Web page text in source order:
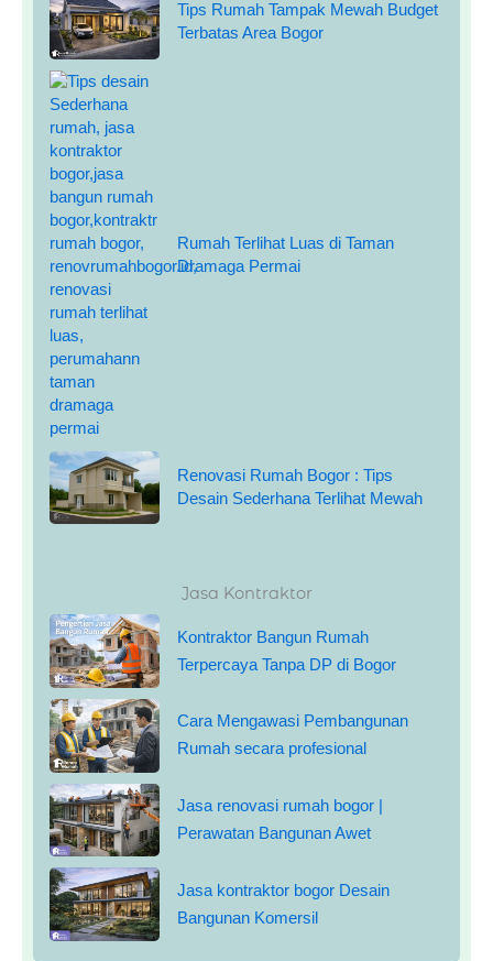
Tips Rumah Tampak Mewah Budget
Terbatas Area Bogor
Rumah Terlihat Luas di Taman
Dramaga Permai
Renovasi Rumah Bogor : Tips
Desain Sederhana Terlihat Mewah
Jasa Kontraktor
Kontraktor Bangun Rumah
Terpercaya Tanpa DP di Bogor
Cara Mengawasi Pembangunan
Rumah secara profesional
Jasa renovasi rumah bogor |
Perawatan Bangunan Awet
Jasa kontraktor bogor Desain
Bangunan Komersil